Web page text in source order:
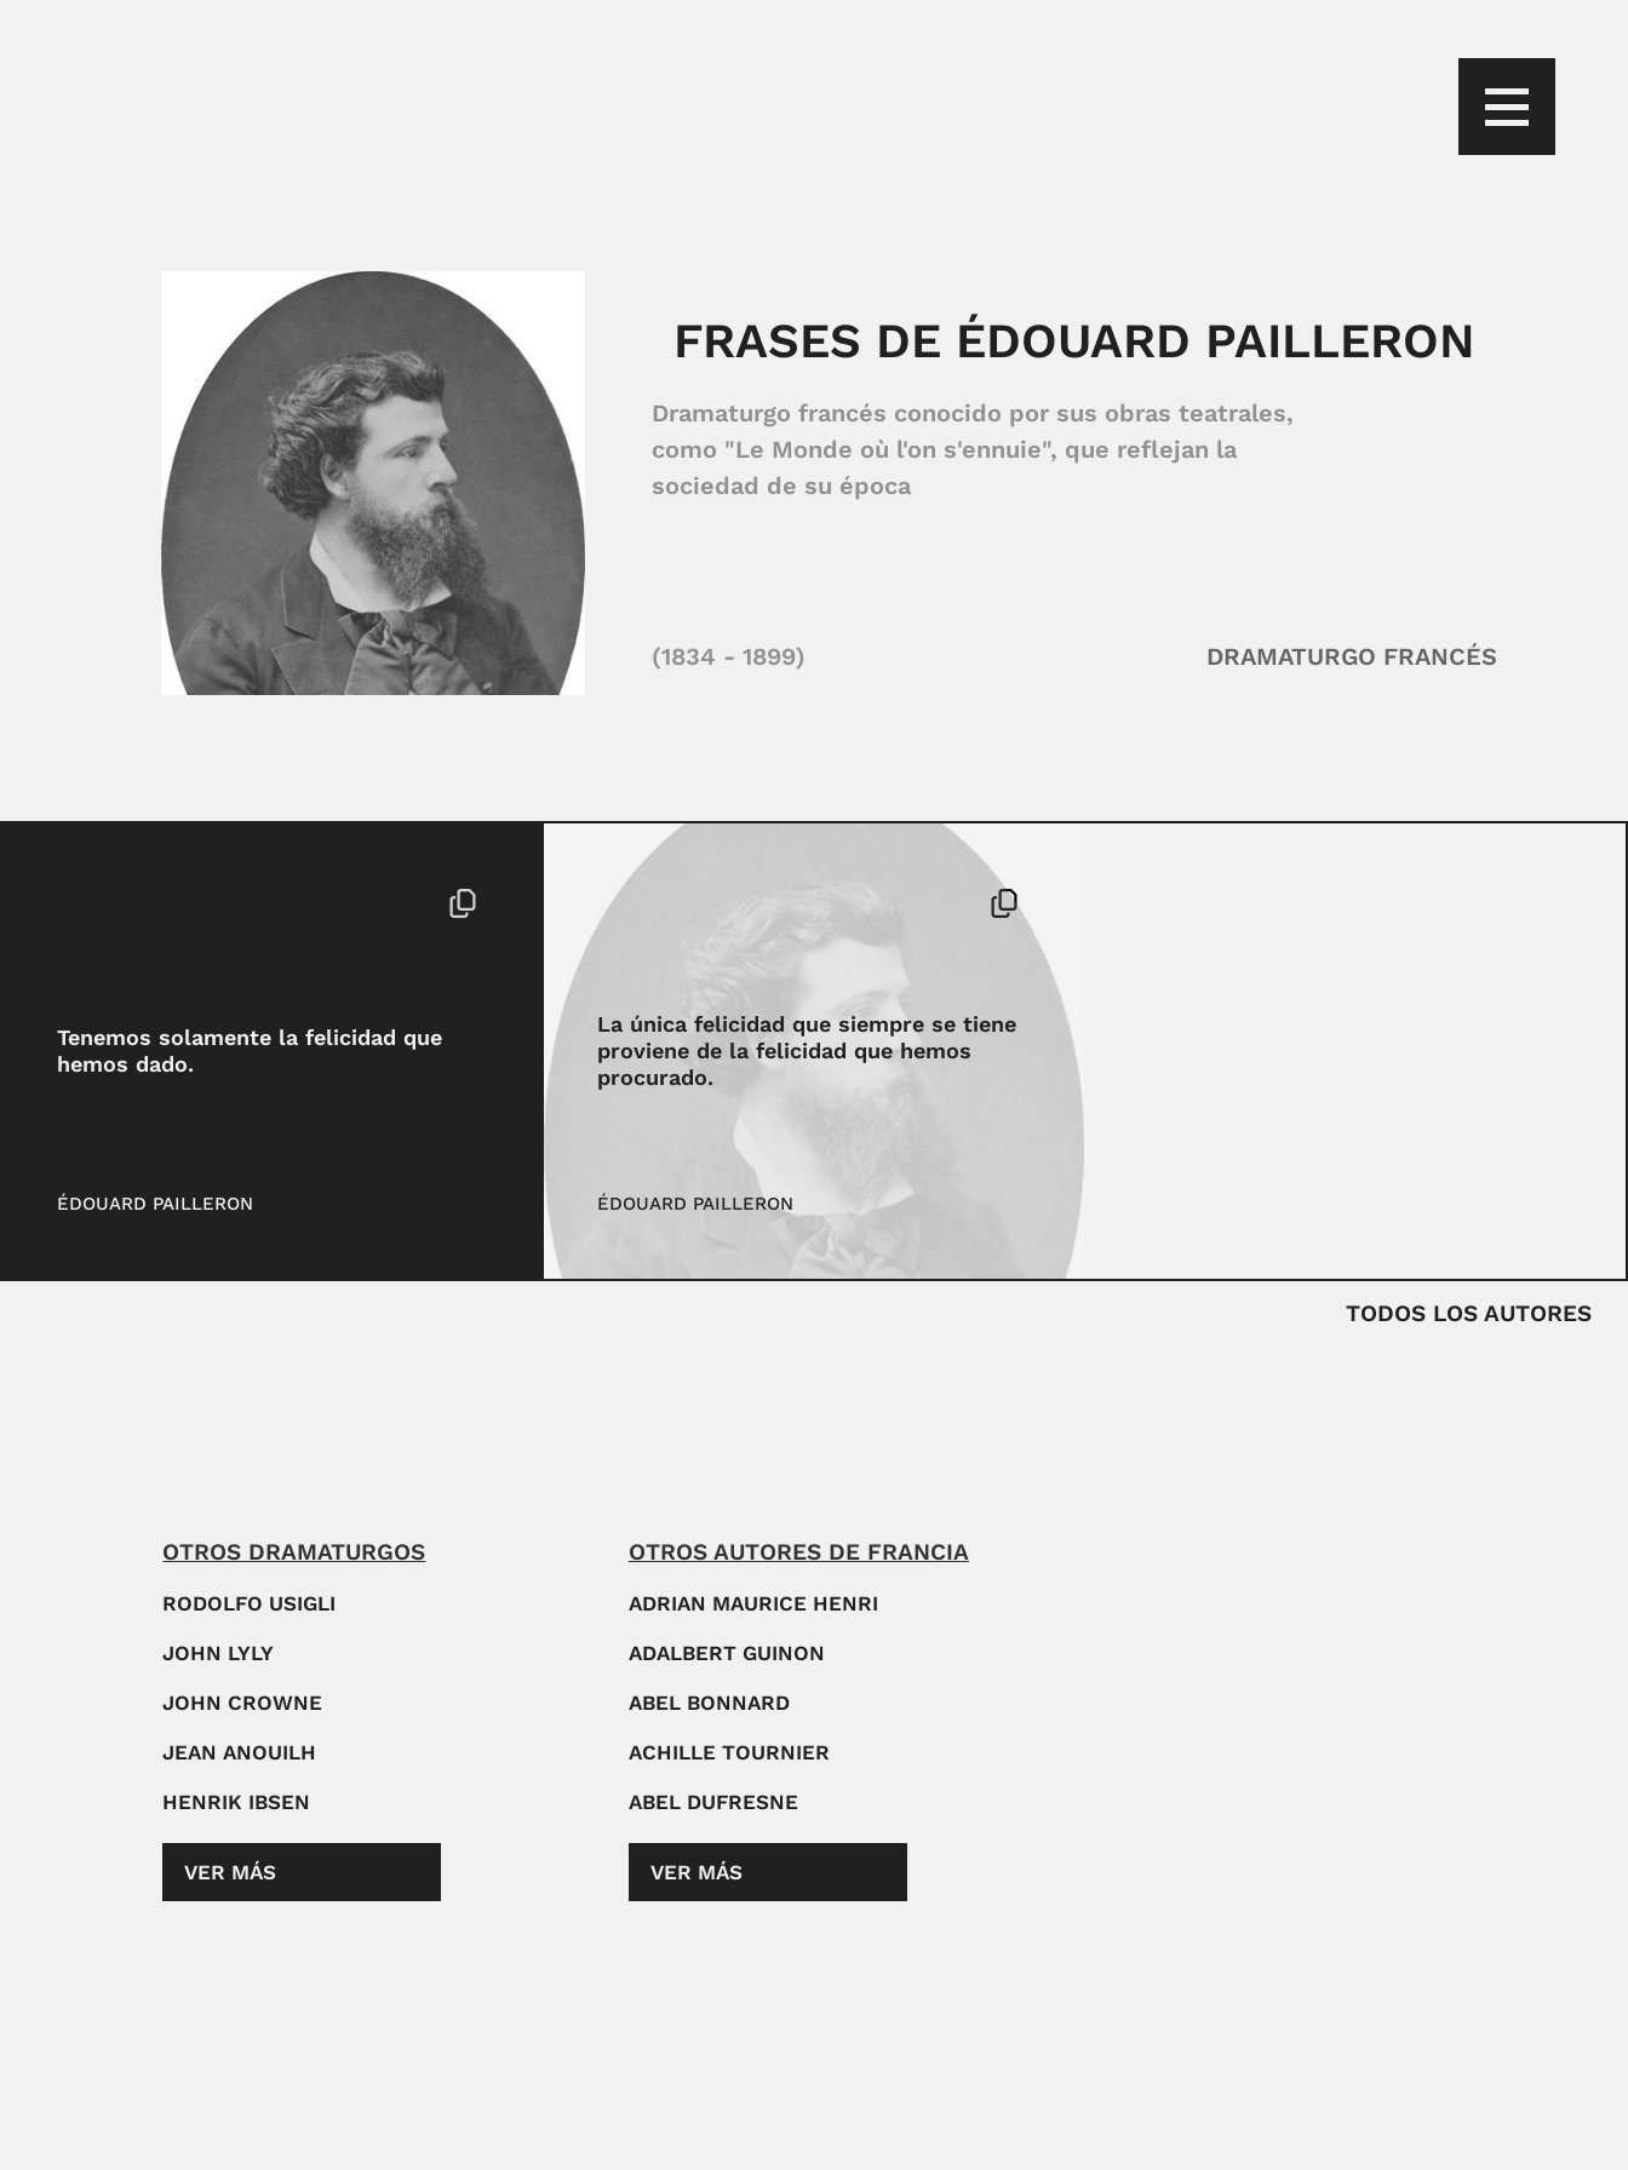
FRASES DE ÉDOUARD PAILLERON
Dramaturgo francés conocido por sus obras teatrales,
como "Le Monde où l'on s'ennuie", que reflejan la
sociedad de su época
(1834 - 1899) DRAMATURGO FRANCÉS
Tenemos solamente la felicidad que
hemos dado.
ÉDOUARD PAILLERON
La única felicidad que siempre se tiene
proviene de la felicidad que hemos
procurado.
ÉDOUARD PAILLERON
TODOS LOS AUTORES
OTROS DRAMATURGOS
RODOLFO USIGLI
JOHN LYLY
JOHN CROWNE
JEAN ANOUILH
HENRIK IBSEN
VER MÁS
OTROS AUTORES DE FRANCIA
ADRIAN MAURICE HENRI
ADALBERT GUINON
ABEL BONNARD
ACHILLE TOURNIER
ABEL DUFRESNE
VER MÁS